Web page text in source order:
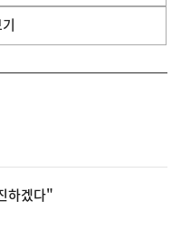
하겠다"